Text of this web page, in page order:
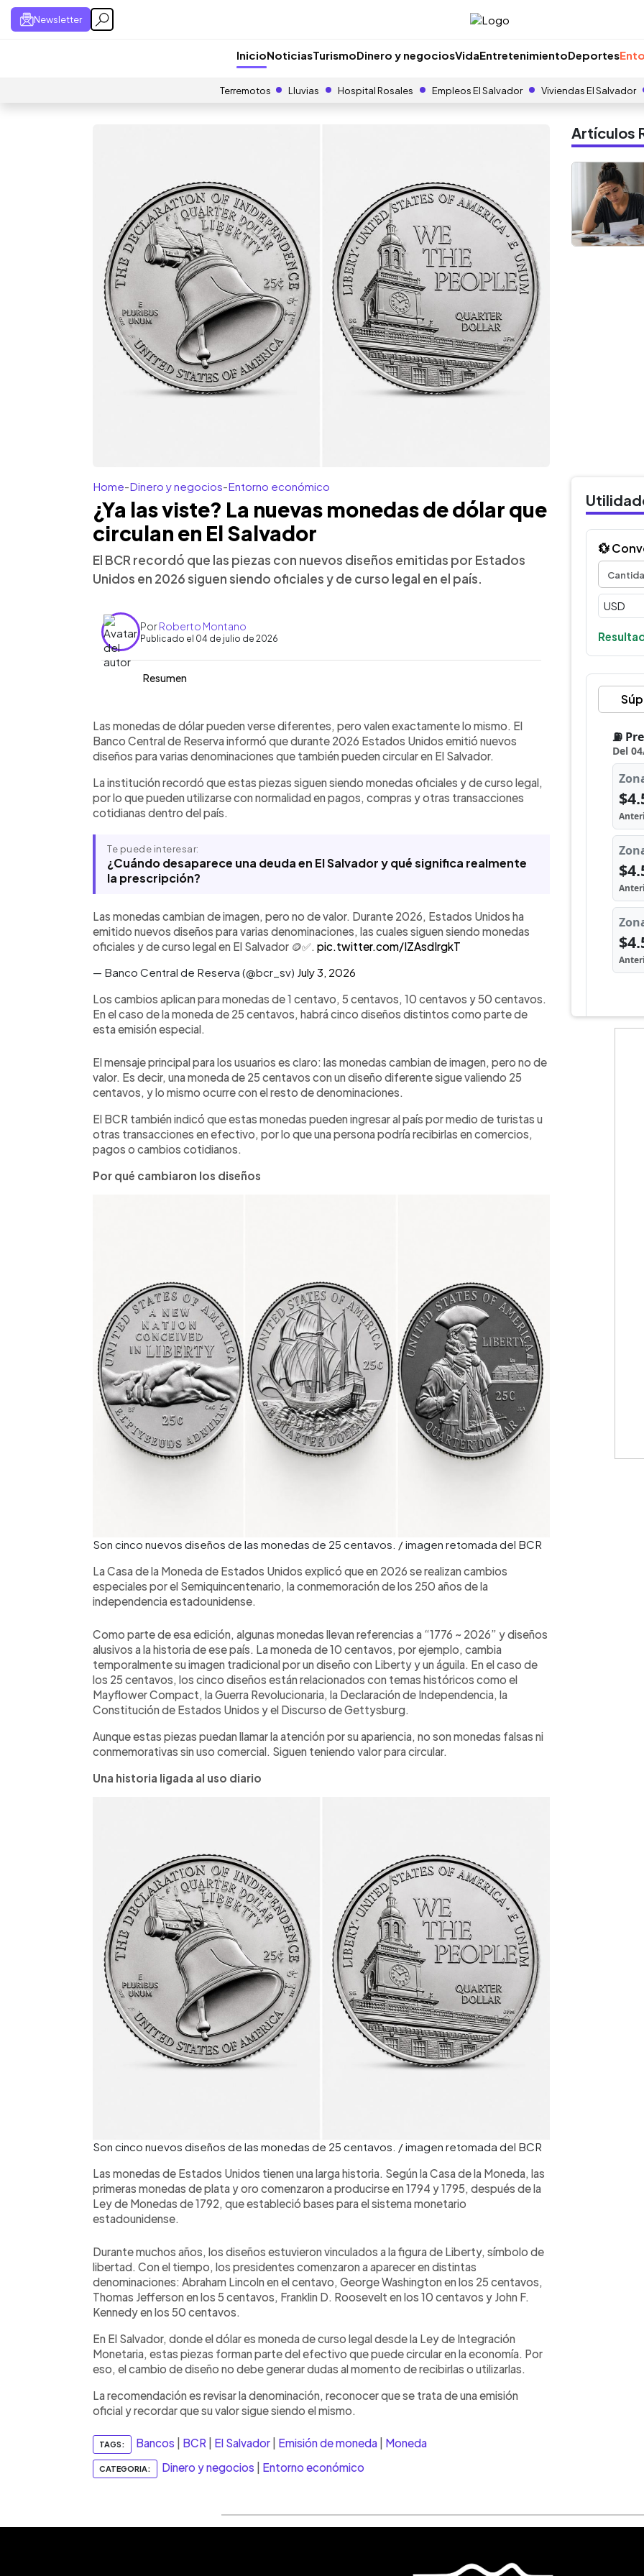
Newsletter
InicioNoticiasTurismoDinero y negociosVidaEntretenimientoDeportes
Terremotos Lluvias Hospital Rosales Empleos El Salvador Viviendas El Salvador
Home-Dinero y negocios-Entorno económico
¿Ya las viste? La nuevas monedas de dólar que
circulan en El Salvador
El BCR recordó que las piezas con nuevos diseños emitidas por Estados
Unidos en 2026 siguen siendo oficiales y de curso legal en el país.
PorRoberto Montano
Publicado el 04 de julio de 2026
Resumen
► Escuchar artículo
El Banco Central de Reserva informó que Estados Unidos emitió en 2026
nuevos diseños para monedas de 1, 5, 10, 25 y 50 centavos, las cuales
siguen siendo oficiales y de curso legal en El Salvador. La institución aclaró
usarse con normalidad en compras y pagos. En el caso de los 25 centavos,
circularán cinco diseños distintos. La emisión forma parte de la
conmemoración de los 250 años de independencia estadounidense, una
Las monedas de dólar pueden verse diferentes, pero valen exactamente lo mismo. El
Banco Central de Reserva informó que durante 2026 Estados Unidos emitió nuevos
diseños para varias denominaciones que también pueden circular en El Salvador.
La institución recordó que estas piezas siguen siendo monedas oficiales y de curso legal,
por lo que pueden utilizarse con normalidad en pagos, compras y otras transacciones
cotidianas dentro del país.
Te puede interesar:
¿Cuándo desaparece una deuda en El Salvador y qué significa realmente
la prescripción?
Las monedas cambian de imagen, pero no de valor. Durante 2026, Estados Unidos ha
emitido nuevos diseños para varias denominaciones, las cuales siguen siendo monedas
oficiales y de curso legal en El Salvador 🪙✅. pic.twitter.com/IZAsdIrgkT
— Banco Central de Reserva (@bcr_sv) July 3, 2026
Los cambios aplican para monedas de 1 centavo, 5 centavos, 10 centavos y 50 centavos.
En el caso de la moneda de 25 centavos, habrá cinco diseños distintos como parte de
esta emisión especial.
El mensaje principal para los usuarios es claro: las monedas cambian de imagen, pero no de
valor. Es decir, una moneda de 25 centavos con un diseño diferente sigue valiendo 25
centavos, y lo mismo ocurre con el resto de denominaciones.
El BCR también indicó que estas monedas pueden ingresar al país por medio de turistas u
otras transacciones en efectivo, por lo que una persona podría recibirlas en comercios,
pagos o cambios cotidianos.
Por qué cambiaron los diseños
Son cinco nuevos diseños de las monedas de 25 centavos. / imagen retomada del BCR
La Casa de la Moneda de Estados Unidos explicó que en 2026 se realizan cambios
especiales por el Semiquincentenario, la conmemoración de los 250 años de la
independencia estadounidense.
Como parte de esa edición, algunas monedas llevan referencias a “1776 ~ 2026” y diseños
alusivos a la historia de ese país. La moneda de 10 centavos, por ejemplo, cambia
temporalmente su imagen tradicional por un diseño con Liberty y un águila. En el caso de
los 25 centavos, los cinco diseños están relacionados con temas históricos como el
Mayflower Compact, la Guerra Revolucionaria, la Declaración de Independencia, la
Constitución de Estados Unidos y el Discurso de Gettysburg.
Aunque estas piezas puedan llamar la atención por su apariencia, no son monedas falsas ni
conmemorativas sin uso comercial. Siguen teniendo valor para circular.
Una historia ligada al uso diario
Son cinco nuevos diseños de las monedas de 25 centavos. / imagen retomada del BCR
Las monedas de Estados Unidos tienen una larga historia. Según la Casa de la Moneda, las
primeras monedas de plata y oro comenzaron a producirse en 1794 y 1795, después de la
Ley de Monedas de 1792, que estableció bases para el sistema monetario
estadounidense.
Durante muchos años, los diseños estuvieron vinculados a la figura de Liberty, símbolo de
libertad. Con el tiempo, los presidentes comenzaron a aparecer en distintas
denominaciones: Abraham Lincoln en el centavo, George Washington en los 25 centavos,
Thomas Jefferson en los 5 centavos, Franklin D. Roosevelt en los 10 centavos y John F.
Kennedy en los 50 centavos.
En El Salvador, donde el dólar es moneda de curso legal desde la Ley de Integración
Monetaria, estas piezas forman parte del efectivo que puede circular en la economía. Por
eso, el cambio de diseño no debe generar dudas al momento de recibirlas o utilizarlas.
La recomendación es revisar la denominación, reconocer que se trata de una emisión
oficial y recordar que su valor sigue siendo el mismo.
TAGS: Bancos BCR El Salvador Emisión de moneda Moneda
CATEGORIA: Dinero y negocios Entorno económico
Artículos
💱